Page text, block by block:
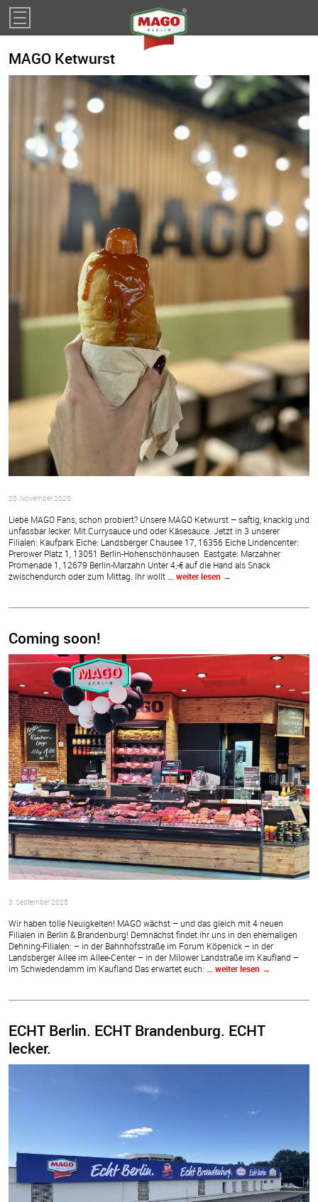
MAGO Ketwurst
20. November 2025
Liebe MAGO Fans, schon probiert? Unsere MAGO Ketwurst – saftig, knackig und
unfassbar lecker. Mit Currysauce und oder Käsesauce. Jetzt in 3 unserer
Filialen: Kaufpark Eiche: Landsberger Chausee 17, 16356 Eiche Lindencenter:
Prerower Platz 1, 13051 Berlin-Hohenschönhausen Eastgate: Marzahner
Promenade 1, 12679 Berlin-Marzahn Unter 4,-€ auf die Hand als Snack
zwischendurch oder zum Mittag. Ihr wollt
… weiter lesen →
Coming soon!
3. September 2025
Wir haben tolle Neuigkeiten! MAGO wächst – und das gleich mit 4 neuen
Filialen in Berlin & Brandenburg! Demnächst findet ihr uns in den ehemaligen
Dehning-Filialen: – in der Bahnhofsstraße im Forum Köpenick – in der
Landsberger Allee im Allee-Center – in der Milower Landstraße im Kaufland –
im Schwedendamm im Kaufland Das erwartet euch:
… weiter lesen →
ECHT Berlin. ECHT Brandenburg. ECHT
lecker.